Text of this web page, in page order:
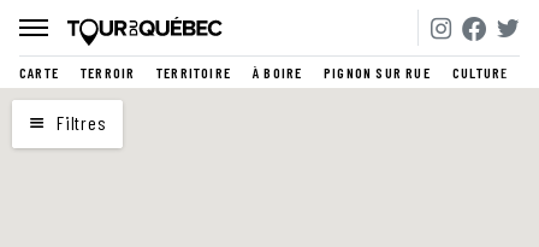
CARTE TERROIR TERRITOIRE À BOIRE PIGNON SUR RUE CULTURE
CARTE
Filtres